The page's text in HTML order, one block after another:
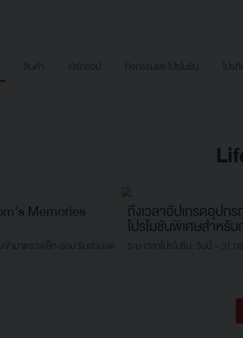
สินค้า เวิร์กชอป กิจกรรมและโปรโมชัน โปร
Memories
ามาตรวจเช็ก-ซ่อม รับส่วนลด
ถึงเวลาอัปเกรดอุปก
โปรโมชันพิเศษสำหรั
ระยะเวลาโปรโมชัน: วันนี้ – 31